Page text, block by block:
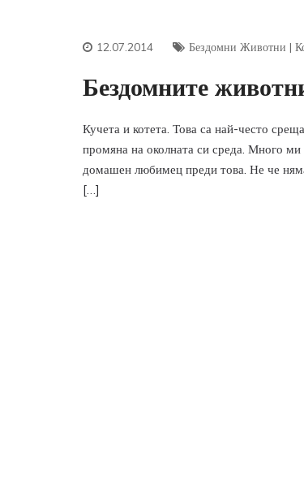
12.07.2014 Бездомни Животни |
Бездомните
Кучета и котета. Това са най-често
промяна на околната си среда. Много ми
домашен любимец преди това. Не че
[…]